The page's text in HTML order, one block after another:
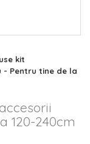
kit
- Pentru tine de la
120-240cm